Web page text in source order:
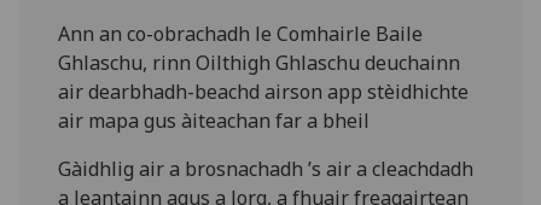
Ann an co-obrachadh le Comhairle Baile
Ghlaschu, rinn Oilthigh Ghlaschu deuchainn
air dearbhadh-beachd airson app stèidhichte
air mapa gus àiteachan far a bheil
Gàidhlig air a brosnachadh ’s air a cleachdadh
a leantainn agus a lorg, a fhuair freagairtean